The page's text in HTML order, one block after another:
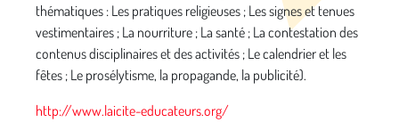
thématiques : Les pratiques religieuses ; Les signes et tenues
vestimentaires ; La nourriture ; La santé ; La contestation des
contenus disciplinaires et des activités ; Le calendrier et les
fêtes ; Le prosélytisme, la propagande, la publicité).
http://www.laicite-educateurs.org/